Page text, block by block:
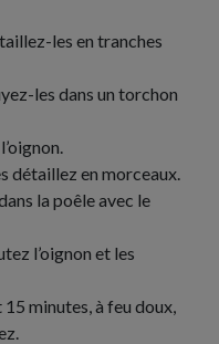
les en tranches
les dans un torchon
détaillez en morceaux.
la poêle avec le
l’oignon et les
minutes, à feu doux,